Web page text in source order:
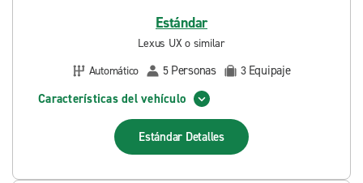
Estándar
Lexus UX o similar
Automático
5 Personas 3 Equipaje
Características del vehículo
Estándar Detalles